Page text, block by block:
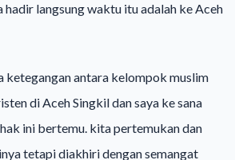
hadir langsung waktu itu adalah ke Aceh
ketegangan antara kelompok muslim
di Aceh Singkil dan saya ke sana
ini bertemu. kita pertemukan dan
tetapi diakhiri dengan semangat